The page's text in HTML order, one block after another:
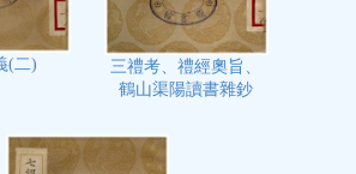
(二)
三禮考、禮經奧旨、
鶴山渠陽讀書雜鈔